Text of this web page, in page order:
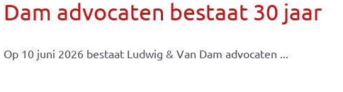
Dam advocaten bestaat 30 jaar
Op 10 juni 2026 bestaat Ludwig & Van Dam advocaten ...